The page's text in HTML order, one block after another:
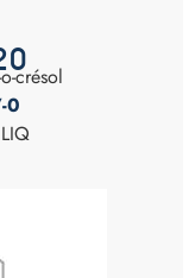
crésol
0